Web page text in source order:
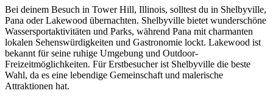
Bei deinem Besuch in Tower Hill, Illinois, solltest du in Shelbyville,
Pana oder Lakewood übernachten. Shelbyville bietet wunderschöne
Wassersportaktivitäten und Parks, während Pana mit charmanten
lokalen Sehenswürdigkeiten und Gastronomie lockt. Lakewood ist
bekannt für seine ruhige Umgebung und Outdoor-
Freizeitmöglichkeiten. Für Erstbesucher ist Shelbyville die beste
Wahl, da es eine lebendige Gemeinschaft und malerische
Attraktionen hat.